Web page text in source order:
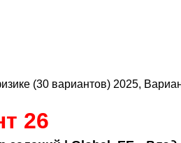
(30 вариантов) 2025,
26